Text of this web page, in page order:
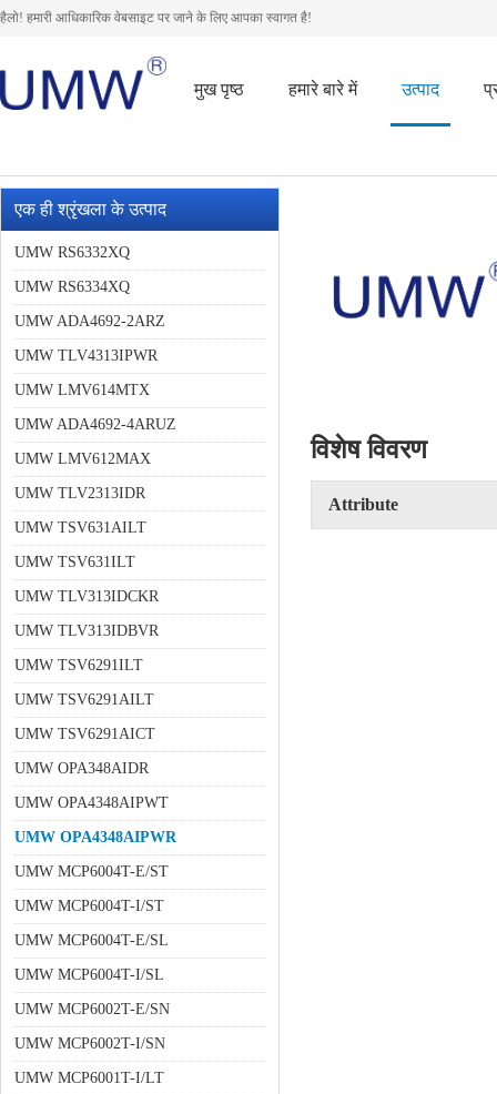
हैलो! हमारी आधिकारिक वेबसाइट पर जाने के लिए आपका स्वागत है!
मुख पृष्ठ हमारे बारे में उत्पाद
एक ही श्रृंखला के उत्पाद
UMW RS6332XQ
UMW RS6334XQ
UMW ADA4692-2ARZ
UMW TLV4313IPWR
UMW LMV614MTX
UMW ADA4692-4ARUZ
UMW LMV612MAX
UMW TLV2313IDR
UMW TSV631AILT
UMW TSV631ILT
UMW TLV313IDCKR
UMW TLV313IDBVR
UMW TSV6291ILT
UMW TSV6291AILT
UMW TSV6291AICT
UMW OPA348AIDR
UMW OPA4348AIPWT
UMW OPA4348AIPWR
UMW MCP6004T-E/ST
UMW MCP6004T-I/ST
UMW MCP6004T-E/SL
UMW MCP6004T-I/SL
UMW MCP6002T-E/SN
UMW MCP6002T-I/SN
UMW MCP6001T-I/LT
विशेष विवरण
Attribute